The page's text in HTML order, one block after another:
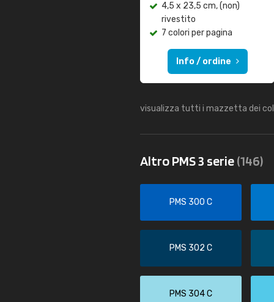
4,5 x 23,5 cm, (non)
rivestito
7 colori per pagina
Info / ordine
visualizza tutti i mazzetta dei
Altro PMS 3 serie(146)
PMS 300 C
PMS 302 C
PMS 304 C